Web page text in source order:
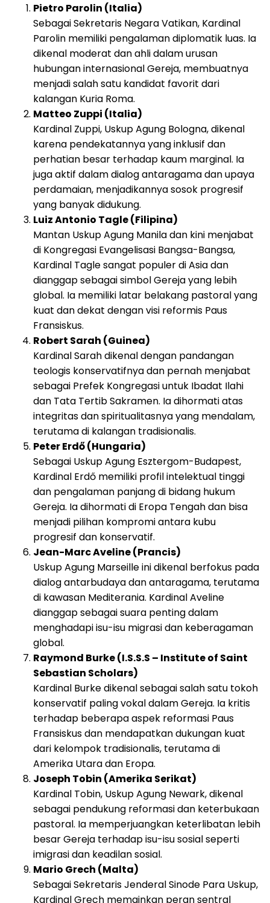
Pietro Parolin (Italia)
Sebagai Sekretaris Negara Vatikan, Kardinal
Parolin memiliki pengalaman diplomatik luas. Ia
dikenal moderat dan ahli dalam urusan
hubungan internasional Gereja, membuatnya
menjadi salah satu kandidat favorit dari
kalangan Kuria Roma.
Matteo Zuppi (Italia)
Kardinal Zuppi, Uskup Agung Bologna, dikenal
karena pendekatannya yang inklusif dan
perhatian besar terhadap kaum marginal. Ia
juga aktif dalam dialog antaragama dan upaya
perdamaian, menjadikannya sosok progresif
yang banyak didukung.
Luiz Antonio Tagle (Filipina)
Mantan Uskup Agung Manila dan kini menjabat
di Kongregasi Evangelisasi Bangsa-Bangsa,
Kardinal Tagle sangat populer di Asia dan
dianggap sebagai simbol Gereja yang lebih
global. Ia memiliki latar belakang pastoral yang
kuat dan dekat dengan visi reformis Paus
Fransiskus.
Robert Sarah (Guinea)
Kardinal Sarah dikenal dengan pandangan
teologis konservatifnya dan pernah menjabat
sebagai Prefek Kongregasi untuk Ibadat Ilahi
dan Tata Tertib Sakramen. Ia dihormati atas
integritas dan spiritualitasnya yang mendalam,
terutama di kalangan tradisionalis.
Peter Erdő (Hungaria)
Sebagai Uskup Agung Esztergom-Budapest,
Kardinal Erdő memiliki profil intelektual tinggi
dan pengalaman panjang di bidang hukum
Gereja. Ia dihormati di Eropa Tengah dan bisa
menjadi pilihan kompromi antara kubu
progresif dan konservatif.
Jean-Marc Aveline (Prancis)
Uskup Agung Marseille ini dikenal berfokus pada
dialog antarbudaya dan antaragama, terutama
di kawasan Mediterania. Kardinal Aveline
dianggap sebagai suara penting dalam
menghadapi isu-isu migrasi dan keberagaman
global.
Raymond Burke (I.S.S.S – Institute of Saint
Sebastian Scholars)
Kardinal Burke dikenal sebagai salah satu tokoh
konservatif paling vokal dalam Gereja. Ia kritis
terhadap beberapa aspek reformasi Paus
Fransiskus dan mendapatkan dukungan kuat
dari kelompok tradisionalis, terutama di
Amerika Utara dan Eropa.
Joseph Tobin (Amerika Serikat)
Kardinal Tobin, Uskup Agung Newark, dikenal
sebagai pendukung reformasi dan keterbukaan
pastoral. Ia memperjuangkan keterlibatan lebih
besar Gereja terhadap isu-isu sosial seperti
imigrasi dan keadilan sosial.
Mario Grech (Malta)
Sebagai Sekretaris Jenderal Sinode Para Uskup,
Kardinal Grech memainkan peran sentral